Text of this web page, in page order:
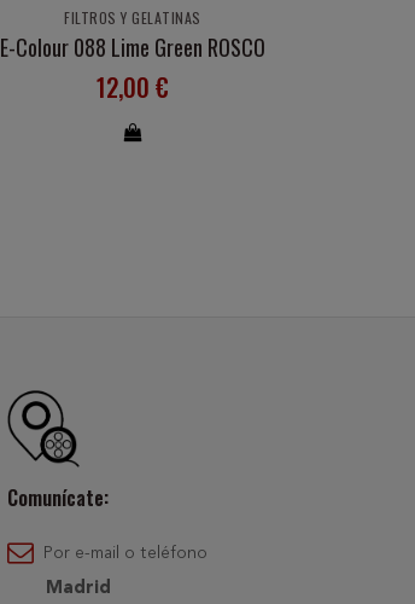
FILTROS Y GELATINAS
E-Colour 088 Lime Green ROSCO
12,00 €
Comunícate:
Por e-mail o teléfono
Madrid